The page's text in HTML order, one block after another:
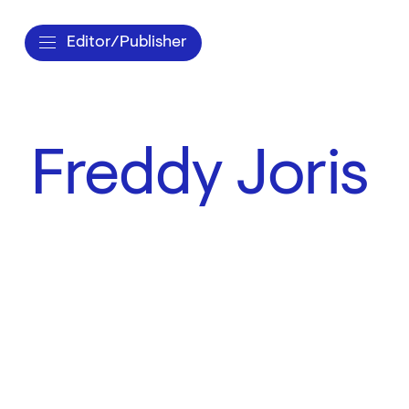
Editor/Publisher
Freddy Joris